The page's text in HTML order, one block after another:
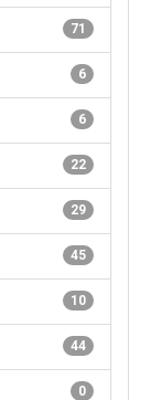
71
6
6
22
29
45
10
44
0